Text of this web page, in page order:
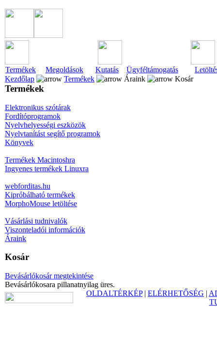
Termékek Megoldások Kutatás Ügyféltámogatás
Kezdőlap
Termékek Áraink Kosár
Termékek
Elektronikus szótárak
Fordítóprogramok
Nyelvhelyességi eszközök
Nyelvtanítást segítő programok
Könyvek
Termékek Macintoshra
Ingyenes termékek Linuxra
webforditas.hu
Kipróbálható termékek
MorphoMouse letöltése
Vásárlási tudnivalók
Viszonteladói információk
Áraink
Kosár
Bevásárlókosár megtekintése
Bevásárlókosara pillanatnyilag üres.
OLDALTÉRKÉP| ELÉRHETŐSÉG |